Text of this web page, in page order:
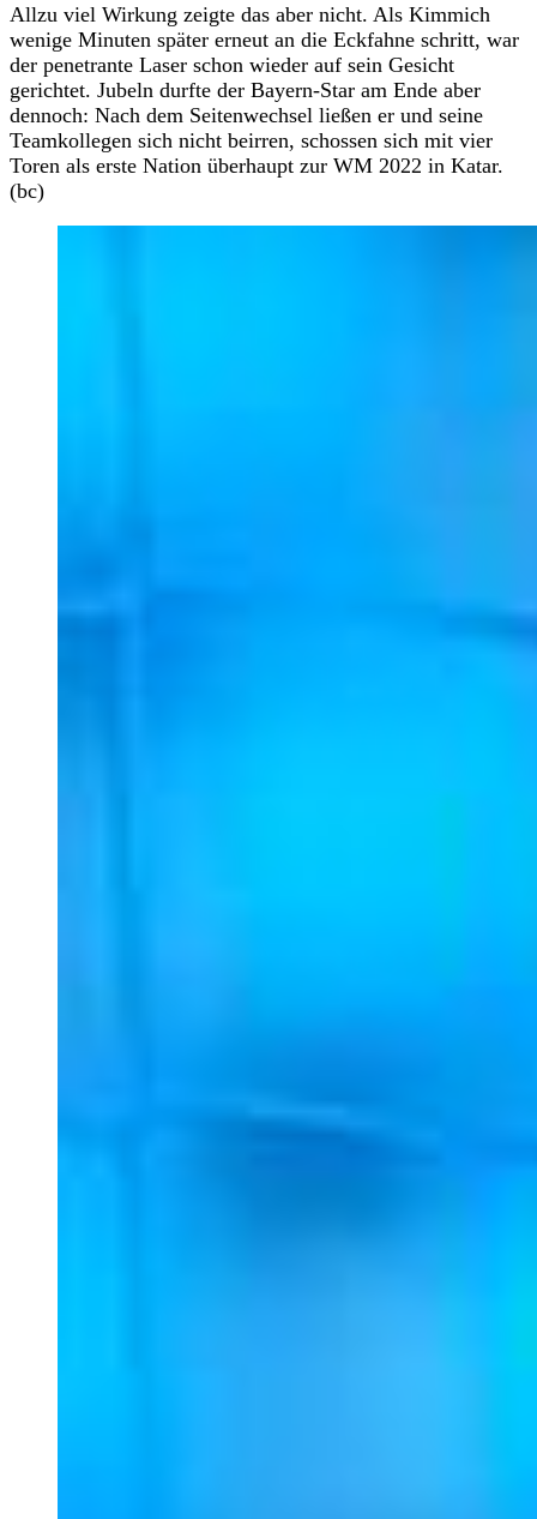
Allzu viel Wirkung zeigte das aber nicht. Als Kimmich
wenige Minuten später erneut an die Eckfahne schritt, war
der penetrante Laser schon wieder auf sein Gesicht
gerichtet. Jubeln durfte der Bayern-Star am Ende aber
dennoch: Nach dem Seitenwechsel ließen er und seine
Teamkollegen sich nicht beirren, schossen sich mit vier
Toren als erste Nation überhaupt zur WM 2022 in Katar.
(bc)